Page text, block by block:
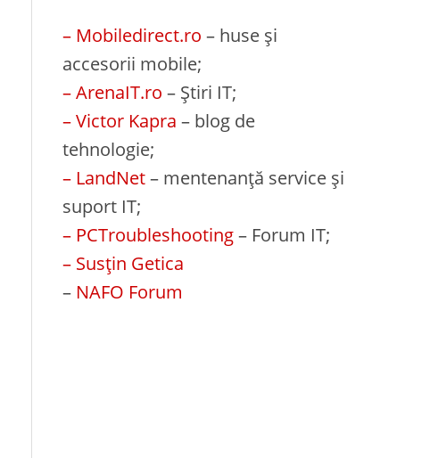
– Mobiledirect.ro – huse și
accesorii mobile;
– ArenaIT.ro – Știri IT;
– Victor Kapra – blog de
tehnologie;
– LandNet– mentenanță service și
suport IT;
– PCTroubleshooting– Forum IT;
– Susțin Getica
– NAFO Forum